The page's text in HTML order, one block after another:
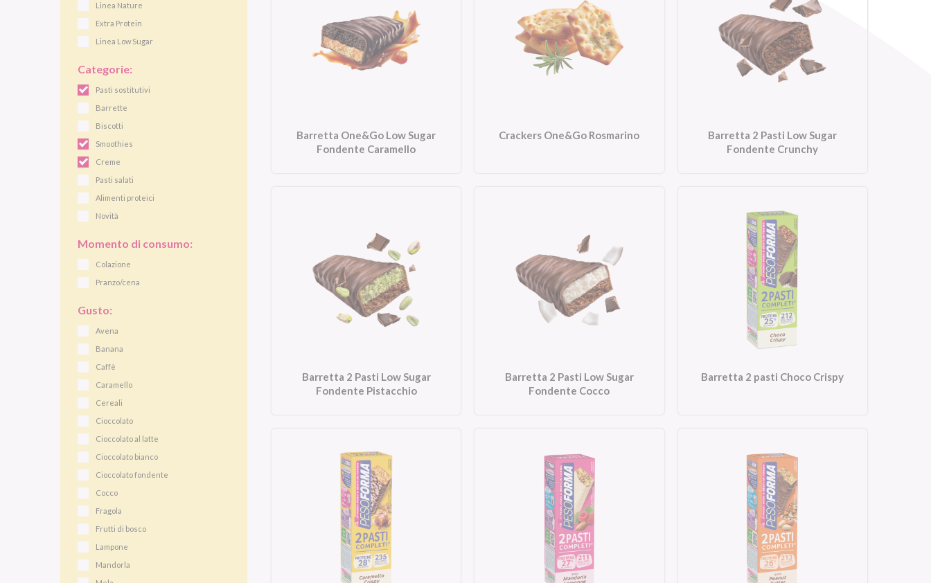
Linea Nature
Extra Protein
Linea Low Sugar
Categorie:
Pasti sostitutivi
Barrette
Biscotti
Smoothies
Creme
Pasti salati
Alimenti proteici
Novità
Momento di consumo:
Colazione
Pranzo/cena
Gusto:
Avena
Banana
Caffè
Caramello
Cereali
Cioccolato
Cioccolato al latte
Cioccolato bianco
Cioccolato fondente
Cocco
Fragola
Frutti di bosco
Lampone
Mandorla
Barretta One&Go Low Sugar
Fondente Caramello
Crackers One&Go Rosmarino
Barretta 2 Pasti Low Sugar
Fondente Crunchy
Barretta 2 Pasti Low Sugar
Fondente Pistacchio
Barretta 2 Pasti Low Sugar
Fondente Cocco
Barretta 2 pasti Choco Crispy